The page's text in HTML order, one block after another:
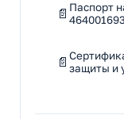
Паспорт
защиты и